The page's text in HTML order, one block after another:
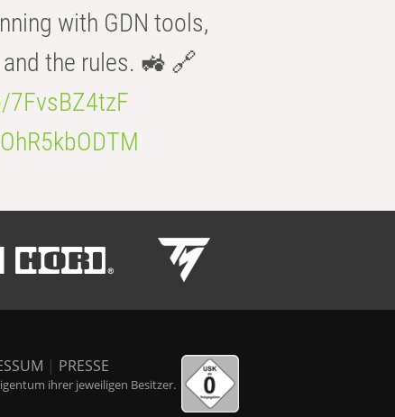
with GDN tools,
the rules. 🚜 🔗
| PRESSE
ihrer jeweiligen Besitzer.